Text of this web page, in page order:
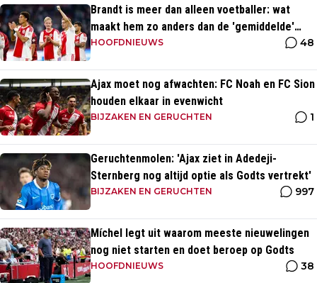
Brandt is meer dan alleen voetballer: wat
maakt hem zo anders dan de 'gemiddelde'
voetballer?
HOOFDNIEUWS 48
Ajax moet nog afwachten: FC Noah en FC Sion
houden elkaar in evenwicht
BIJZAKEN EN GERUCHTEN 1
Geruchtenmolen: 'Ajax ziet in Adedeji-
Sternberg nog altijd optie als Godts vertrekt'
BIJZAKEN EN GERUCHTEN 997
Míchel legt uit waarom meeste nieuwelingen
nog niet starten en doet beroep op Godts
HOOFDNIEUWS 38